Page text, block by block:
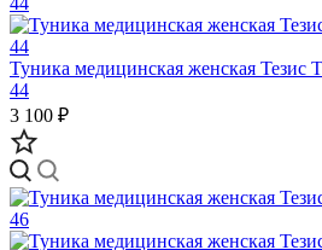
Туника медицинская женская Тезис
44
3 100 ₽